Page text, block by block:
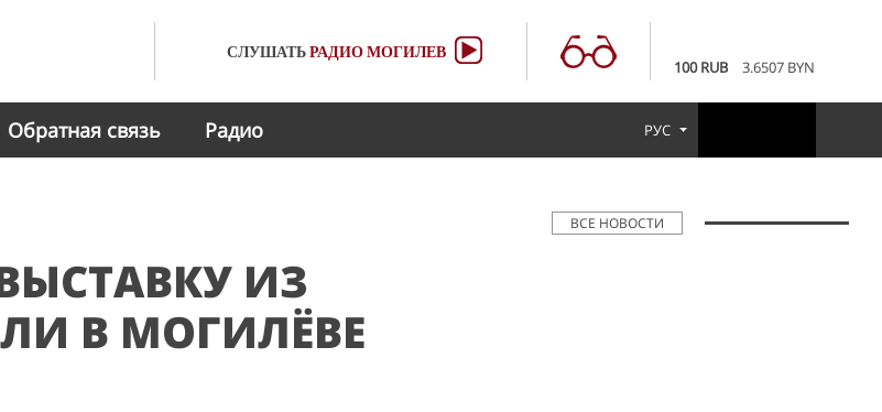
СЛУШАТЬРАДИОМОГИЛЕВ
100 RUB
3.6507 BYN
Обратная связь Радио РУС
ИЗ
В МОГИЛЁВЕ
ВСЕ НОВОСТИ